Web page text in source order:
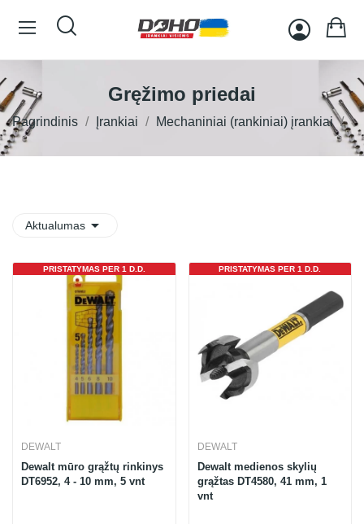
Gręžimo priedai
Pagrindinis Įrankiai Mechaniniai (rankiniai) įrankiai
Aktualumas 
PRISTATYMAS PER 1 D.D.
DEWALT
Dewalt mūro grąžtų rinkinys
DT6952, 4 - 10 mm, 5 vnt
PRISTATYMAS PER 1 D.D.
DEWALT
Dewalt medienos skylių
grąžtas DT4580, 41 mm, 1
vnt